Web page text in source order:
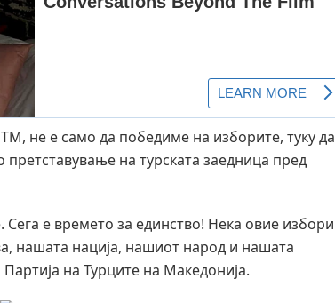
не е само да победиме на изборите, туку да
на турската заедница пред
е времето за единство! Нека овие избори
нашата нација, нашиот народ и нашата
на Турците на Македонија.